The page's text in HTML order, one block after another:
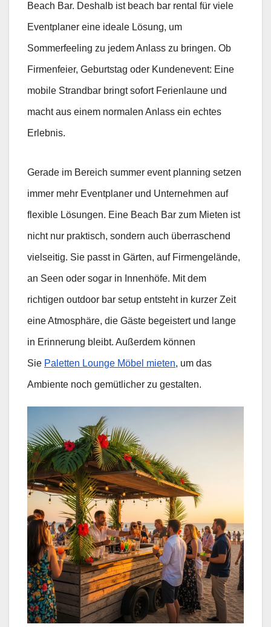
Beach Bar. Deshalb ist beach bar rental für viele
Eventplaner eine ideale Lösung, um
Sommerfeeling zu jedem Anlass zu bringen. Ob
Firmenfeier, Geburtstag oder Kundenevent: Eine
mobile Strandbar bringt sofort Ferienlaune und
macht aus einem normalen Anlass ein echtes
Erlebnis.
Gerade im Bereich summer event planning setzen
immer mehr Eventplaner und Unternehmen auf
flexible Lösungen. Eine Beach Bar zum Mieten ist
nicht nur praktisch, sondern auch überraschend
vielseitig. Sie passt in Gärten, auf Firmengelände,
an Seen oder sogar in Innenhöfe. Mit dem
richtigen outdoor bar setup entsteht in kurzer Zeit
eine Atmosphäre, die Gäste begeistert und lange
in Erinnerung bleibt. Außerdem können
Sie Paletten Lounge Möbel mieten, um das
Ambiente noch gemütlicher zu gestalten.